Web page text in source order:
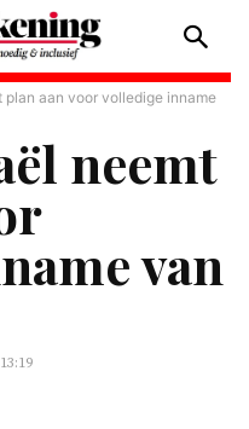
plan aan voor volledige inname
neemt
van